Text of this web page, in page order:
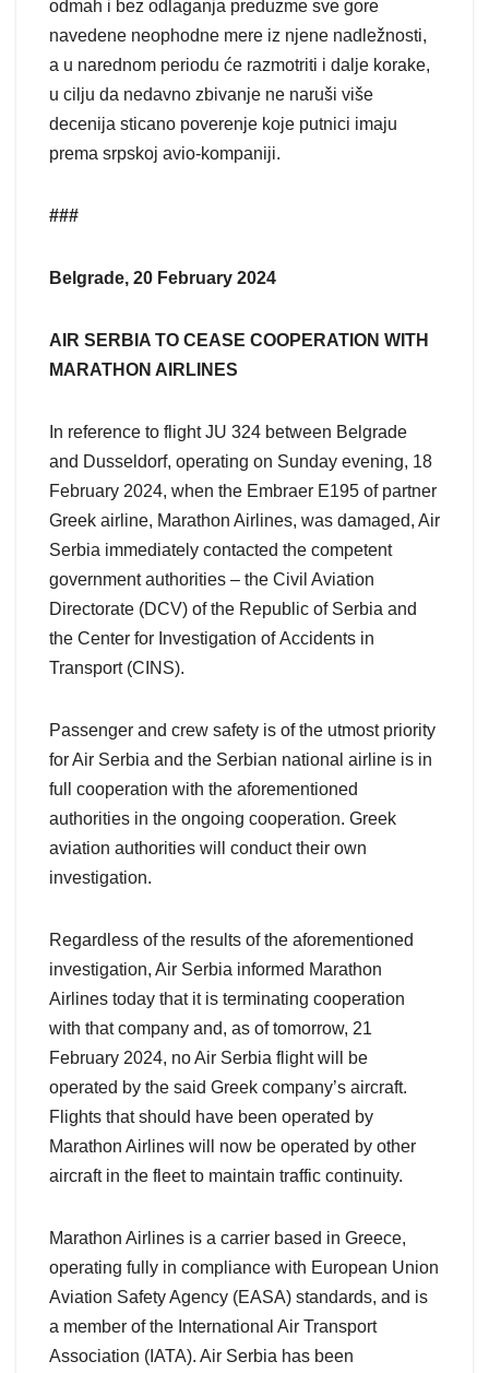
odmah i bez odlaganja preduzme sve gore
navedene neophodne mere iz njene nadležnosti,
a u narednom periodu će razmotriti i dalje korake,
u cilju da nedavno zbivanje ne naruši više
decenija sticano poverenje koje putnici imaju
prema srpskoj avio-kompaniji.
###
Belgrade, 20 February 2024
AIR SERBIA TO CEASE COOPERATION WITH
MARATHON AIRLINES
In reference to flight JU 324 between Belgrade
and Dusseldorf, operating on Sunday evening, 18
February 2024, when the Embraer E195 of partner
Greek airline, Marathon Airlines, was damaged, Air
Serbia immediately contacted the competent
government authorities – the Civil Aviation
Directorate (DCV) of the Republic of Serbia and
the Center for Investigation of Accidents in
Transport (CINS).
Passenger and crew safety is of the utmost priority
for Air Serbia and the Serbian national airline is in
full cooperation with the aforementioned
authorities in the ongoing cooperation. Greek
aviation authorities will conduct their own
investigation.
Regardless of the results of the aforementioned
investigation, Air Serbia informed Marathon
Airlines today that it is terminating cooperation
with that company and, as of tomorrow, 21
February 2024, no Air Serbia flight will be
operated by the said Greek company’s aircraft.
Flights that should have been operated by
Marathon Airlines will now be operated by other
aircraft in the fleet to maintain traffic continuity.
Marathon Airlines is a carrier based in Greece,
operating fully in compliance with European Union
Aviation Safety Agency (EASA) standards, and is
a member of the International Air Transport
Association (IATA). Air Serbia has been